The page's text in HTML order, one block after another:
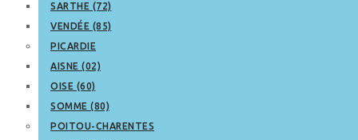
SARTHE (72)
VENDÉE (85)
PICARDIE
AISNE (02)
OISE (60)
SOMME (80)
POITOU-CHARENTES